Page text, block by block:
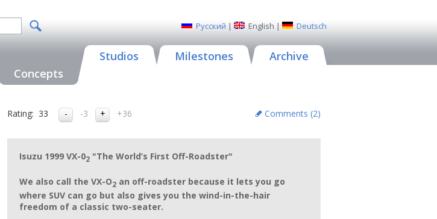
Русский | English | Deutsch
Concepts
Studios Milestones Archive
Rating: 33 -3 +36 Comments (2)
Isuzu 1999 VX-02 "The World’s First Off-Roadster"
We also call the VX-O2 an off-roadster because it lets you go
where SUV can go but also gives you the wind-in-the-hair
freedom of a classic two-seater.